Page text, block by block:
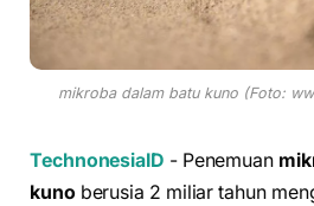
mikroba dalam batu kuno (Foto:
TechnonesiaID - Penemuan
kunoberusia 2 miliar tahun